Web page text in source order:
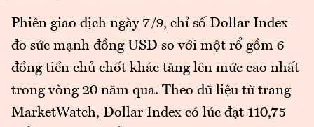
Phiên giao dịch ngày 7/9, chỉ số Dollar Index
đo sức mạnh đồng USD so với một rổ gồm 6
đồng tiền chủ chốt khác tăng lên mức cao nhất
trong vòng 20 năm qua. Theo dữ liệu từ trang
MarketWatch, Dollar Index có lúc đạt 110,75